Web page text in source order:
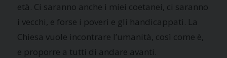
età. Ci saranno anche i miei coetanei, ci saranno
i vecchi, e forse i poveri e gli handicappati. La
Chiesa vuole incontrare l’umanità, così come è,
e proporre a tutti di andare avanti.